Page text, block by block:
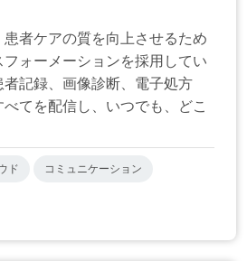
者ケアの質を向上させるため
ォーメーションを採用してい
者記録、画像診断、電子処方
てを配信し、いつでも、どこ
ド コミュニケーション